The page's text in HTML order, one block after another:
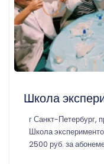
Школа
г Санкт-Петербург,
Школа
2500 руб. за